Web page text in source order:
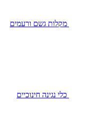
מקלות גשם ורעמים
כלי נגינה חינוכיים